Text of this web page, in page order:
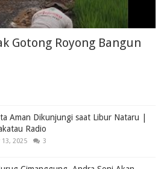
Gotong Royong Bangun
Aman Dikunjungi saat Libur Nataru |
Radio
2025 3